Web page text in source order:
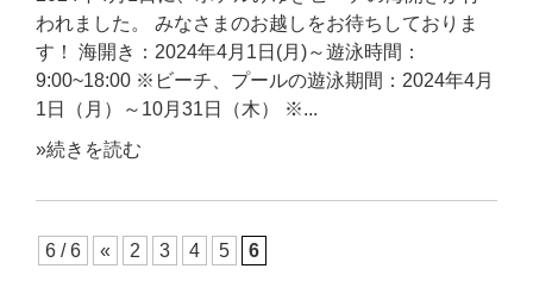
われました。 みなさまのお越しをお待ちしておりま
す！ 海開き：2024年4月1日(月)～遊泳時間：
9:00~18:00 ※ビーチ、プールの遊泳期間：2024年4月
1日（月）～10月31日（木） ※...
»続きを読む
6 / 6 « 2 3 4 5 6